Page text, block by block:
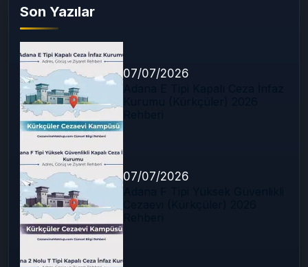
Son Yazılar
07/07/2026
07/07/2026